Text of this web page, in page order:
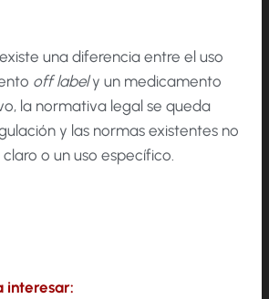
una diferencia entre el uso
off labely un medicamento
la normativa legal se queda
y las normas existentes no
o un uso específico.
interesar: